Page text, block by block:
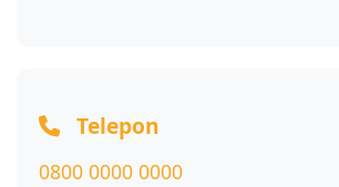
Telepon
0800 0000 0000